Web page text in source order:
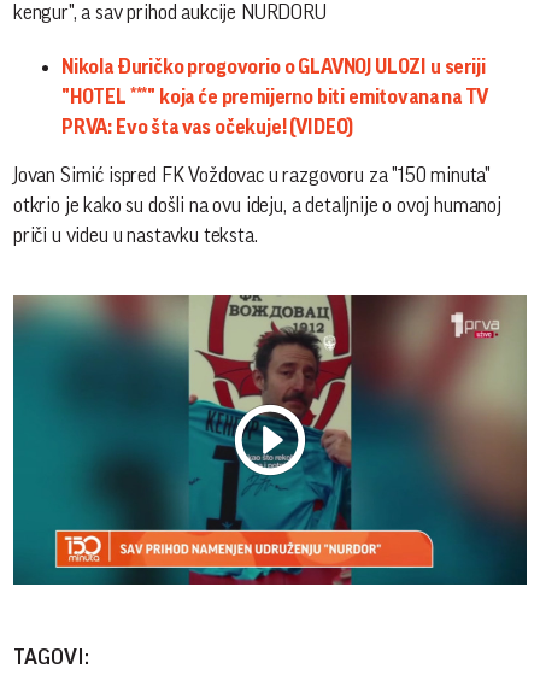
kengur", a sav prihod aukcije NURDORU
Nikola Đuričko progovorio o GLAVNOJ ULOZI u seriji
"HOTEL ***" koja će premijerno biti emitovana na TV
PRVA: Evo šta vas očekuje! (VIDEO)
Jovan Simić ispred FK Voždovac u razgovoru za "150 minuta"
otkrio je kako su došli na ovu ideju, a detaljnije o ovoj humanoj
priči u videu u nastavku teksta.
Play
TAGOVI: